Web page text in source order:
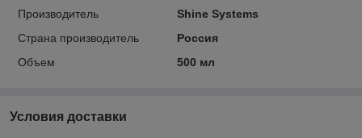
Производитель
Shine Systems
Страна производитель
Россия
Объем
500 мл
Условия доставки